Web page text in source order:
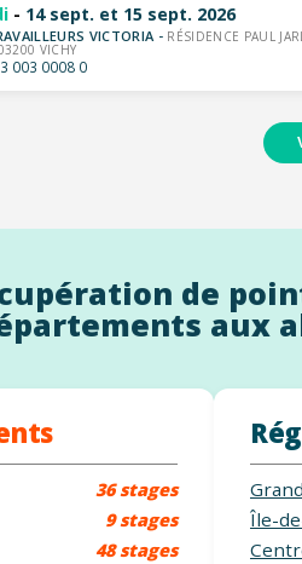
- 14 sept. et 15 sept. 2026
VICTORIA - RÉSIDENCE PAUL
VICHY
003 0008 0
de
aux
36 stages
9 stages
48 stages
Île-